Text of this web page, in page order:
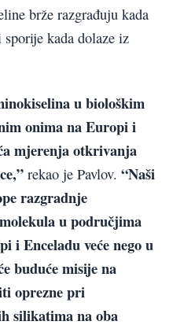
brže razgrađuju kada
kada dolaze iz
u biološkim
onima na Europi i
mjerenja otkrivanja
rekao je Pavlov. “Naši
razgradnje
u područjima
i Enceladu veće nego u
buduće misije na
oprezne pri
silikatima na oba